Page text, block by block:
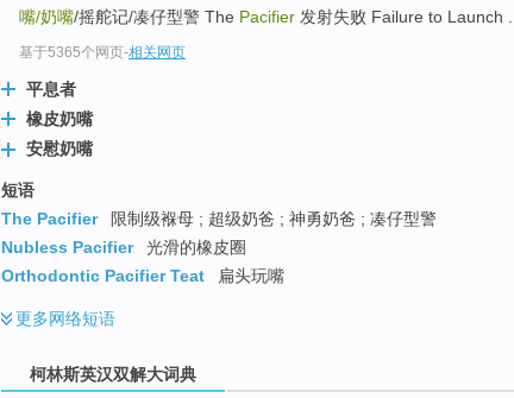
嘴/奶嘴/摇舵记/凑仔型警 The Pacifier 发射失败 Failure to Launch ...
基于5365个网页-相关网页
平息者
橡皮奶嘴
安慰奶嘴
短语
The Pacifier
限制级褓母 ; 超级奶爸 ; 神勇奶爸 ; 凑仔型警
Nubless Pacifier
光滑的橡皮圈
Orthodontic Pacifier Teat
扁头玩嘴
更多网络短语
柯林斯英汉双解大词典